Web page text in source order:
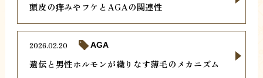
頭皮の痒みやフケとAGAの関連性
遺伝と男性ホルモンが織りなす薄毛のメカニズム
2026.02.20 AGA